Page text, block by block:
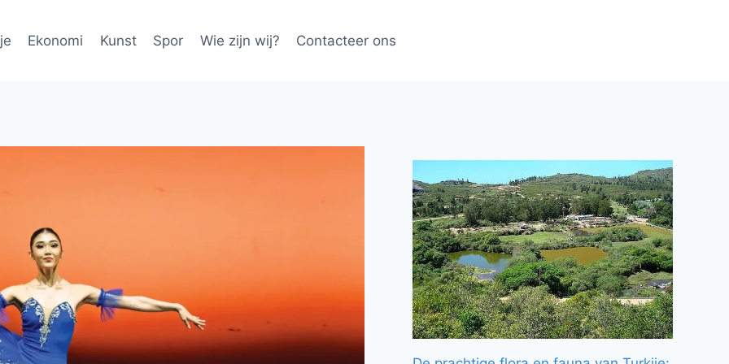
Ekonomi Kunst Spor Wie zijn wij? Contacteer ons